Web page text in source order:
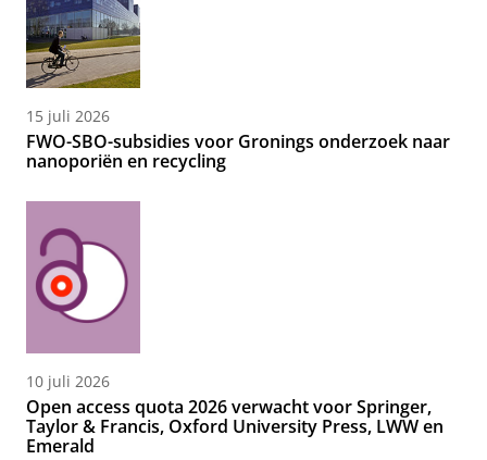
15 juli 2026
FWO-SBO-subsidies voor Gronings onderzoek naar
nanoporiën en recycling
10 juli 2026
Open access quota 2026 verwacht voor Springer,
Taylor & Francis, Oxford University Press, LWW en
Emerald